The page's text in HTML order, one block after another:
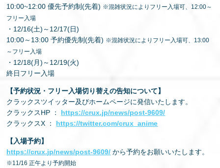
10:00~12:00 優先予約制(先着) ※混雑状況によりフリー入場可、12:00～
フリー入場
・12/16(土)～12/17(日)
10:00～13:00 予約優先制(先着) ※混雑状況によりフリー入場可、13:00
～フリー入場
・12/18(月)～12/19(火)
終日フリー入場
【予約状況・フリー入場切り替えの告知について】
クラックスツイッター及びホームページに発信いたします。
クラックスHP ： https://crux.jp/news/post-9609/
クラックスX ： https://twitter.com/crux_anime
【入場予約】
https://crux.jp/news/post-9609/ から予約をお願いいたします。
※11/16 正午より予約開始